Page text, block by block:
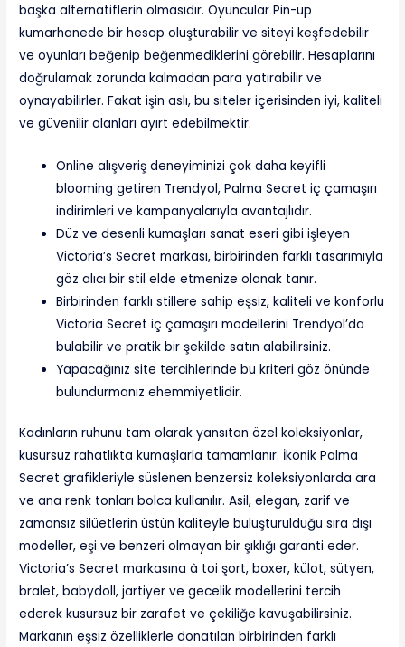
başka alternatiflerin olmasıdır. Oyuncular Pin-up
kumarhanede bir hesap oluşturabilir ve siteyi keşfedebilir
ve oyunları beğenip beğenmediklerini görebilir. Hesaplarını
doğrulamak zorunda kalmadan para yatırabilir ve
oynayabilirler. Fakat işin aslı, bu siteler içerisinden iyi, kaliteli
ve güvenilir olanları ayırt edebilmektir.
Online alışveriş deneyiminizi çok daha keyifli
blooming getiren Trendyol, Palma Secret iç çamaşırı
indirimleri ve kampanyalarıyla avantajlıdır.
Düz ve desenli kumaşları sanat eseri gibi işleyen
Victoria’s Secret markası, birbirinden farklı tasarımıyla
göz alıcı bir stil elde etmenize olanak tanır.
Birbirinden farklı stillere sahip eşsiz, kaliteli ve konforlu
Victoria Secret iç çamaşırı modellerini Trendyol’da
bulabilir ve pratik bir şekilde satın alabilirsiniz.
Yapacağınız site tercihlerinde bu kriteri göz önünde
bulundurmanız ehemmiyetlidir.
Kadınların ruhunu tam olarak yansıtan özel koleksiyonlar,
kusursuz rahatlıkta kumaşlarla tamamlanır. İkonik Palma
Secret grafikleriyle süslenen benzersiz koleksiyonlarda ara
ve ana renk tonları bolca kullanılır. Asil, elegan, zarif ve
zamansız silüetlerin üstün kaliteyle buluşturulduğu sıra dışı
modeller, eşi ve benzeri olmayan bir şıklığı garanti eder.
Victoria’s Secret markasına à toi şort, boxer, külot, sütyen,
bralet, babydoll, jartiyer ve gecelik modellerini tercih
ederek kusursuz bir zarafet ve çekiliğe kavuşabilirsiniz.
Markanın eşsiz özelliklerle donatılan birbirinden farklı